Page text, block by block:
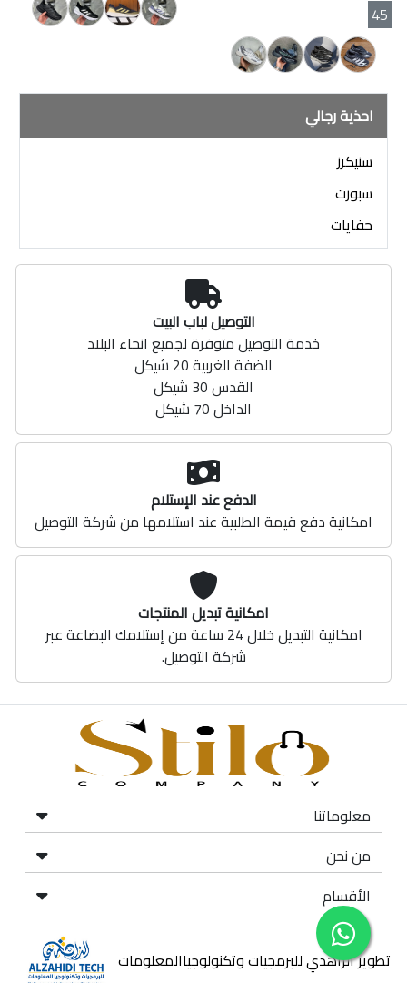
45
احذية رجالي
سنيكرز
سبورت
حفايات
التوصيل لباب البيت
خدمة التوصيل متوفرة لجميع انحاء البلاد
الضفة الغربية 20 شيكل
القدس 30 شيكل
الداخل 70 شيكل
الدفع عند الإستلام
امكانية دفع قيمة الطلبية عند استلامها من شركة التوصيل
امكانية تبديل المنتجات
امكانية التبديل خلال 24 ساعة من إستلامك البضاعة عبر
شركة التوصيل.
معلوماتنا
من نحن
الأقسام
تطوير الزاهدي للبرمجيات وتكنولوجياالمعلومات